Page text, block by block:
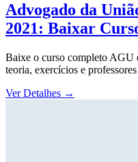
Advogado da
2021: Baixar
Baixe o curso completo AGU
teoria, exercícios e
Ver Detalhes →